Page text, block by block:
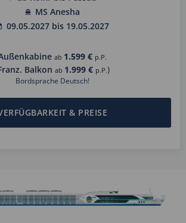
MS Anesha
09.05.2027 bis 19.05.2027
ab 1.599 € p.P.
Balkon ab 1.999 € p.P.)
Bordsprache Deutsch!
& PREISE